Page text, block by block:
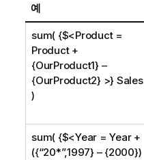
예
sum( {$<Product =
Product +
{OurProduct1} –
{OurProduct2} >} Sales
)
sum( {$<Year = Year +
({“20*”,1997} – {2000})